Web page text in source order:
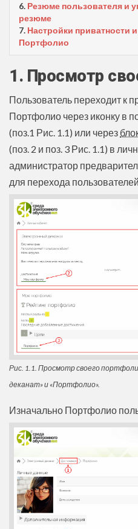
6. Резюме пользователя и
резюме
7. Настройки приватности
Портфолио
1. Просмотр
Пользователь переходит к
Портфолио через иконку в
(поз.1 Рис. 1.1) или через
(поз. 2 и поз. 3 Рис. 1.1) в
администратор
для перехода
Рис. 1.1. Просмотр своего
деканат» и «Портфолио».
Изначально Портфолио